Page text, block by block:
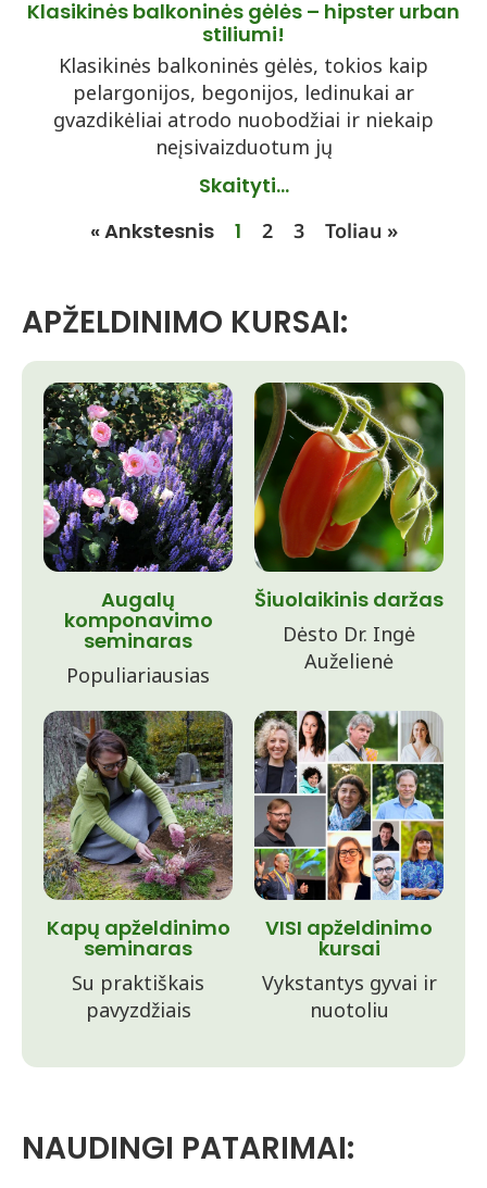
Klasikinės balkoninės gėlės – hipster urban
stiliumi!
Klasikinės balkoninės gėlės, tokios kaip
pelargonijos, begonijos, ledinukai ar
gvazdikėliai atrodo nuobodžiai ir niekaip
neįsivaizduotum jų
Skaityti...
« Ankstesnis
1 2 3 Toliau »
APŽELDINIMO KURSAI:
Augalų
komponavimo
seminaras
Populiariausias
Šiuolaikinis daržas
Dėsto Dr. Ingė
Auželienė
Kapų apželdinimo
seminaras
Su praktiškais
pavyzdžiais
VISI apželdinimo
kursai
Vykstantys gyvai ir
nuotoliu
NAUDINGI PATARIMAI: